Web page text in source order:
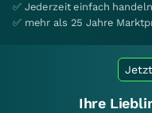
✅ Jederzeit einfach
✅ mehr als 25 Jahre
Ihre